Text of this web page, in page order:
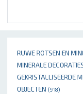
RUWE ROTSEN EN
MINERALE
GEKRISTALLISEERDE
OBJECTEN (918)